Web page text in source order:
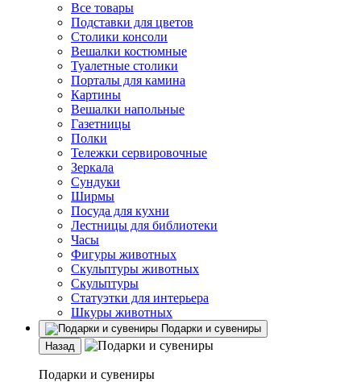
Все товары
Подставки для цветов
Столики консоли
Вешалки костюмные
Туалетные столики
Порталы для камина
Картины
Вешалки напольные
Газетницы
Полки
Тележки сервировочные
Зеркала
Сундуки
Ширмы
Посуда для кухни
Лестницы для библиотеки
Часы
Фигуры животных
Скульптуры животных
Скульптуры
Статуэтки для интерьера
Шкуры животных
Подарки и сувениры
Назад
Подарки и сувениры